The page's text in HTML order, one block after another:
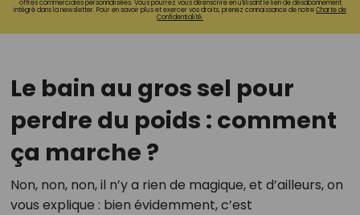
offres commerciales personnalisées. Vous pourrez vous désinscrire en utilisant le lien de désabonnement
intégré dans la newsletter. Pour en savoir plus et exercer vos droits, prenez connaissance de notreCharte de
Confidentialité.
Le bain au gros sel pour
perdre du poids : comment
ça marche ?
Non, non, non, il n’y a rien de magique, et d’ailleurs, on
vous explique : bien évidemment, c’est